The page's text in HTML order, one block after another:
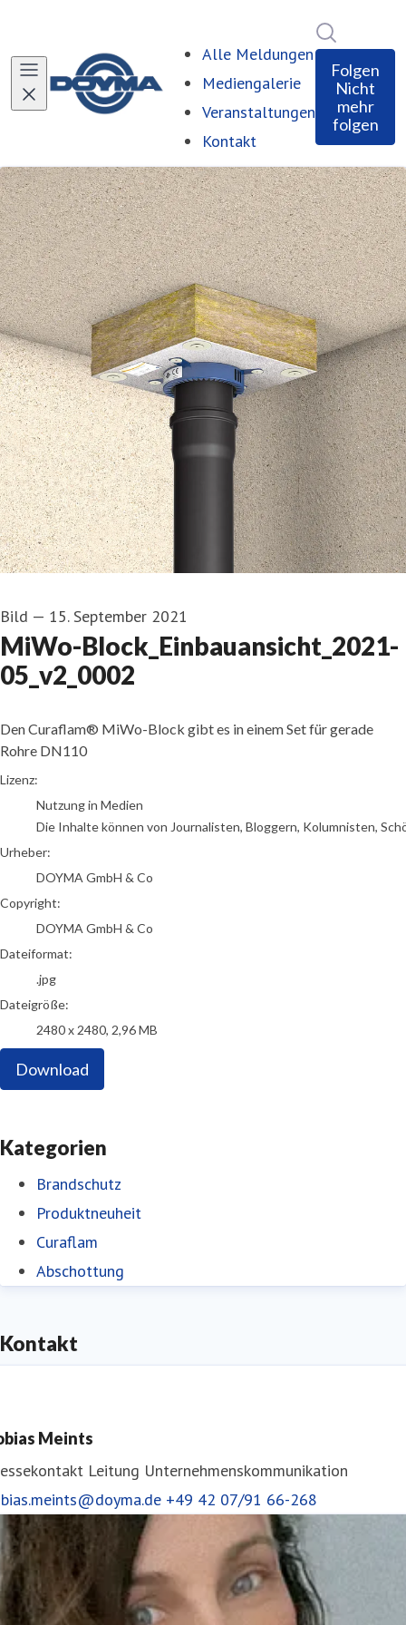
Alle Meldungen
Mediengalerie
Veranstaltungen
Kontakt
Folgen
Nicht
mehr
folgen
Bild — 15. September 2021
MiWo-Block_Einbauansicht_2021-
05_v2_0002
Den Curaflam® MiWo-Block gibt es in einem Set für gerade
Rohre DN110
DOYMA GmbH & Co
Lizenz:
Nutzung in Medien
Die Inhalte können von Journalisten, Bloggern, Kolumnisten,
Urheber:
DOYMA GmbH & Co
Copyright:
DOYMA GmbH & Co
Dateiformat:
.jpg
Dateigröße:
2480 x 2480, 2,96 MB
Download
Kategorien
Brandschutz
Produktneuheit
Curaflam
Abschottung
Kontakt
Meints
Leitung Unternehmenskommunikation
+49 42 07/91 66-268